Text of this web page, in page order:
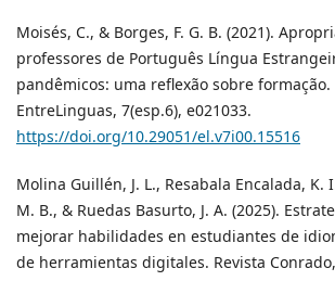
Moisés, C., & Borges, F. G. B. (2021).
professores de Português Língua
pandêmicos: uma reflexão sobre formação.
EntreLinguas, 7(esp.6), e021033.
https://doi.org/10.29051/el.v7i00.15516
Molina Guillén, J. L., Resabala Encalada, K.
M. B., & Ruedas Basurto, J. A. (2025).
mejorar habilidades en estudiantes de
de herramientas digitales. Revista